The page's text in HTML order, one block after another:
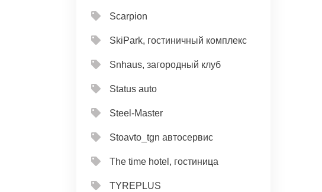
Scarpion
SkiPark, гостиничный комплекс
Snhaus, загородный клуб
Status auto
Steel-Master
Stoavto_tgn автосервис
The time hotel, гостиница
TYREPLUS